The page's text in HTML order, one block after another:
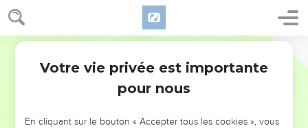
NE MANQUEZ PAS L’ÉVÉNEMENT
Votre vie privée est importante
pour nous
En cliquant sur le bouton « Accepter tous les cookies », vous